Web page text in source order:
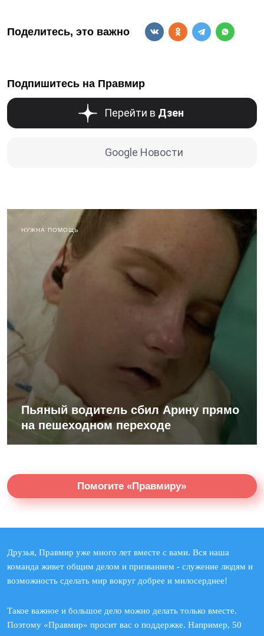
Поделитесь, это важно
Подпишитесь на Правмир
Перейти в Дзен
Google Новости
НУЖНА ПОМОЩЬ
Пьяный водитель сбил Арину прямо
на пешеходном переходе
Помогите «Правмиру»
Друзья, Правмир уже много лет вместе с вами. Вся наша
команда живет общим делом и призванием - служение людям и
возможность сделать мир вокруг добрее и милосерднее!
Такое важное и большое дело можно делать только вместе.
Поэтому «Правмир» просит вас о поддержке. Например, 50